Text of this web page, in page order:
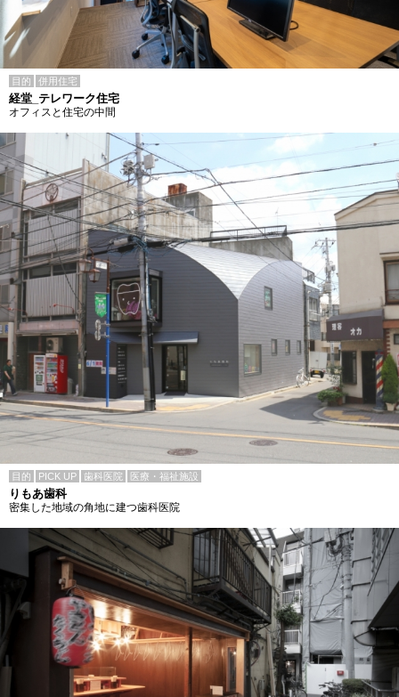
目的 併用住宅
経堂_テレワーク住宅
オフィスと住宅の中間
目的 PICK UP 歯科医院 医療・福祉施設
りもあ歯科
密集した地域の角地に建つ歯科医院